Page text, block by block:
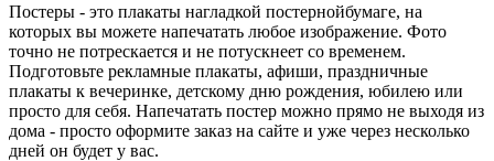
Постеры - это плакаты нагладкой постернойбумаге, на
которых вы можете напечатать любое изображение. Фото
точно не потрескается и не потускнеет со временем.
Подготовьте рекламные плакаты, афиши, праздничные
плакаты к вечеринке, детскому дню рождения, юбилею или
просто для себя. Напечатать постер можно прямо не выходя из
дома - просто оформите заказ на сайте и уже через несколько
дней он будет у вас.